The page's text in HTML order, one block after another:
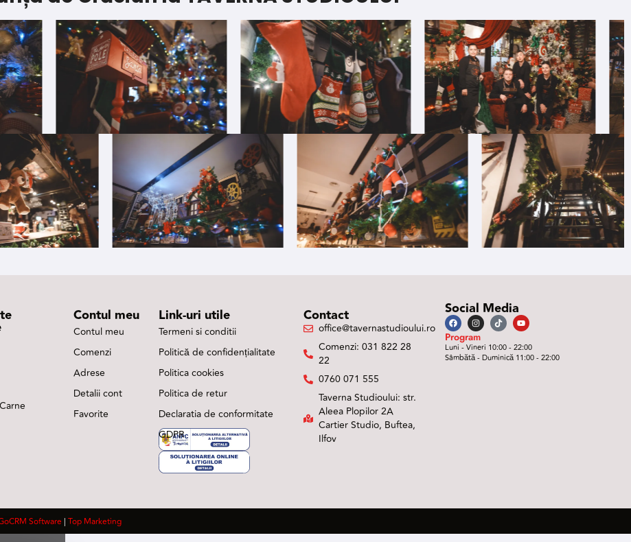
Contul meu
Contul meu
Comenzi
Adrese
Detalii cont
Favorite
Link-uri utile
Termeni si conditii
Politică de confidențialitate
Politica cookies
Politica de retur
Declaratia de conformitate
GDPR
Contact
office@tavernastudioului.ro
Comenzi: 031 822 28
22
0760 071 555
Taverna Studioului: str.
Aleea Plopilor 2A
Cartier Studio, Buftea,
Ilfov
Social Media
Program
Luni - Vineri 10:00 - 22:00
Sâmbătă - Duminică 11:00 - 22:00
Software | Top Marketing